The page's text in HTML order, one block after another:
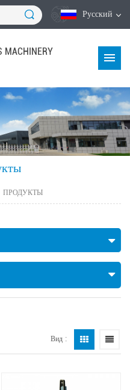
Русский
MACHINERY
ПРОДУКТЫ
Вид :